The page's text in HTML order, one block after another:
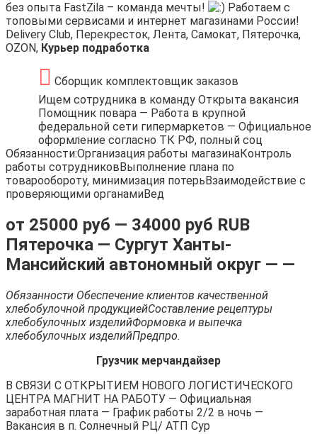
без опыта FastZila – команда мечты!
Работаем с
топовыми сервисами и интернет магазинами России!
Delivery Club, Перекресток, Лента, Самокат, Пятерочка,
OZON, Курьер подработка
Сборщик комплектовщик заказов
Ищем сотрудника в команду Открыта вакансия
Помощник повара — Работа в крупной
федеральной сети гипермаркетов — Официальное
оформление согласно ТК РФ, полный соц
Обязанности:Организация работы магазинаКонтроль
работы сотрудниковВыполнение плана по
товарообороту, минимизация потерьВзаимодействие с
проверяющими органамиВед
от 25000 руб — 34000 руб RUB
Пятерочка — Сургут Ханты-
Мансийский автономный округ — —
Обязанности Обеспечение клиентов качественной
хлебобулочной продукциейСоставление рецептуры
хлебобулочных изделийФормовка и выпечка
хлебобулочных изделийПредпро.
Грузчик мерчандайзер
В СВЯЗИ С ОТКРЫТИЕМ НОВОГО ЛОГИСТИЧЕСКОГО
ЦЕНТРА МАГНИТ НА РАБОТУ — Официальная
заработная плата — График работы 2/2 в ночь —
Вакансия в п. Солнечный РЦ/ АТП Сур